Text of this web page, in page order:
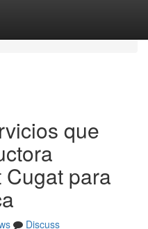
que
para
Discuss